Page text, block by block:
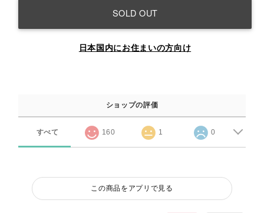
SOLD OUT
日本国内にお住まいの方向け
ショップの評価
すべて 160 1 0
この商品をアプリで見る